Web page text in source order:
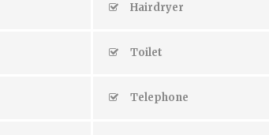
Hairdryer
Toilet
Telephone